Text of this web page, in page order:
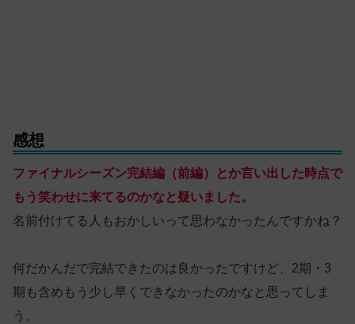
感想
ファイナルシーズン完結編（前編）とか言い出した時点で
もう笑わせに来てるのかなと疑いました。
名前付けてる人もおかしいって思わなかったんですかね？
何だかんだで完結できたのは良かったですけど、2期・3
期も含めもう少し早くできなかったのかなと思ってしま
う。